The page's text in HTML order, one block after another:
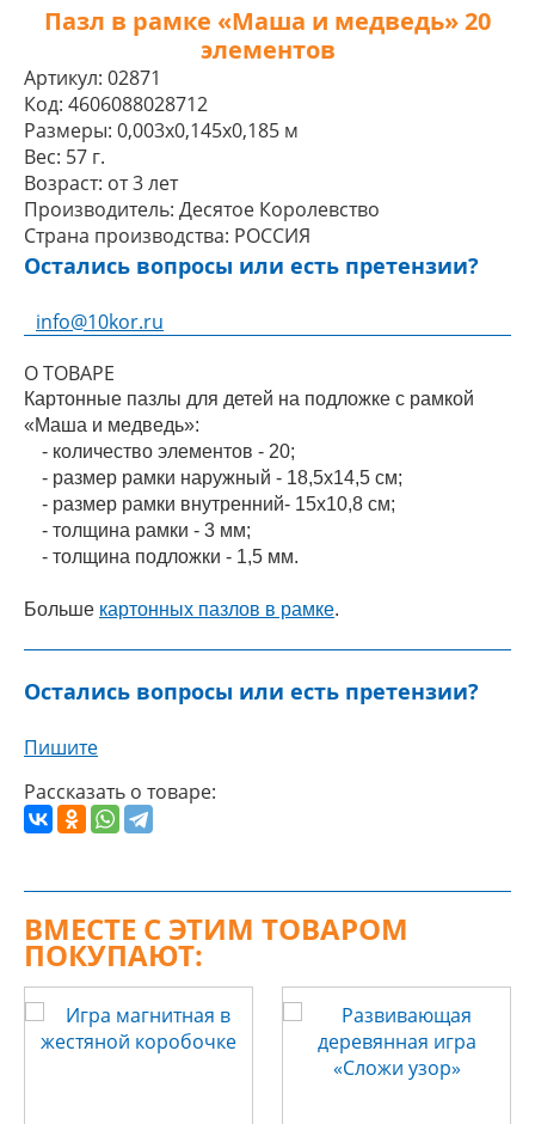
Пазл в рамке «Маша и медведь» 20
элементов
Артикул: 02871
Код: 4606088028712
Размеры: 0,003x0,145x0,185 м
Вес: 57 г.
Возраст: от 3 лет
Производитель: Десятое Королевство
Страна производства: РОССИЯ
Остались вопросы или есть претензии?
info@10kor.ru
О ТОВАРЕ
Картонные пазлы для детей на подложке с рамкой
«Маша и медведь»:
- количество элементов - 20;
- размер рамки наружный - 18,5х14,5 см;
- размер рамки внутренний- 15х10,8 см;
- толщина рамки - 3 мм;
- толщина подложки - 1,5 мм.
Больше картонных пазлов в рамке.
Остались вопросы или есть претензии?
Пишите
Рассказать о товаре:
ВМЕСТЕ С ЭТИМ ТОВАРОМ
ПОКУПАЮТ: